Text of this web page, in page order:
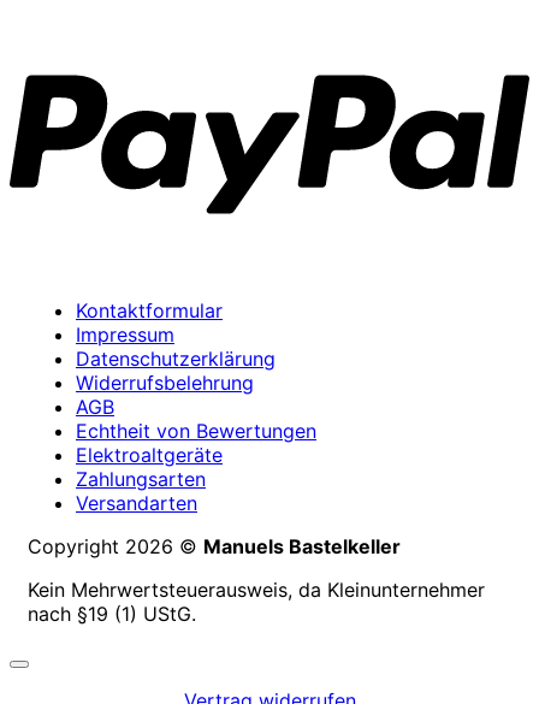
Kontaktformular
Impressum
Datenschutzerklärung
Widerrufsbelehrung
AGB
Echtheit von Bewertungen
Elektroaltgeräte
Zahlungsarten
Versandarten
Copyright 2026 © Manuels Bastelkeller
Kein Mehrwertsteuerausweis, da Kleinunternehmer
nach §19 (1) UStG.